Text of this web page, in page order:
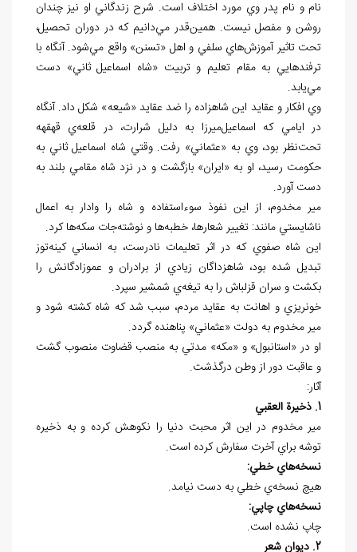
نام و نام پدر وي مورد اختلاف است. شرح زندگاني او نيز چندان
روشن و مفصل نيست. همين‌قدر مي‌دانيم که در دوران تحصيل،
تحت تاثير آموزش‌هاي سلفي و اهل «تسنن» واقع مي‌شود. آنگاه با
ترفندهايي به مقام تعليم و تربيت «شاه اسماعيل ثاني» دست
مي‌يابد.
وي افکار و عقايد اين شاهزاده را ضد عقايد «شيعه» شکل داد. آنگاه
در ايامي که اسماعيل‌ميرزا به دليل شرارت، در قلعه‌ي قهقهه
تحت‌نظر بود، وي به «عثماني» رفت. وقتي شاه اسماعيل ثاني به
حکومت رسيد، او به «ايران» بازگشت و در نزد شاه مقامي بلند به
دست آورد.
مير مخدوم، از اين نفوذ سوء‌استفاده و شاه را وادار به اعمال
ناشايستي مانند: تغيير شعارها، خطبه‌ها و نوشته‌جات سکه‌ها کرد.
اين شاه صفوي که در اثر تعليمات نادرست، به انساني کينه‌توز
تبديل شده بود، شاهزداگان زيادي از برادران و عموزادگانش را
بکشت و سران قزلباش را به تيغه‌ي شمشير سپرد.
خونريزي و اهانت به عقايد مردم، سبب شد که شاه کشته شود و
مير مخدوم به دولت «عثماني» پناهنده گردد.
او در «استانبول» و «مکه» مدتي به منصب قضاوت منصوب گشت
و عاقبت دور از وطن درگذشت.
آثار:
1. ذخيرة العقبي
مير مخدوم در اين اثر محبت دنيا را نکوهش کرده و به ذخيره
توشه براي آخرت سفارش کرده است.
نسخههاي خطي:
هيچ نسخهي خطي به دست نيامد.
نسخههاي چاپي:
چاپ نشده است.
2. ديوان شعر